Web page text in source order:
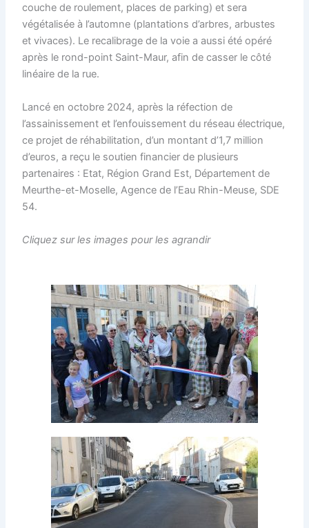
couche de roulement, places de parking) et sera
végétalisée à l’automne (plantations d’arbres, arbustes
et vivaces). Le recalibrage de la voie a aussi été opéré
après le rond-point Saint-Maur, afin de casser le côté
linéaire de la rue.
Lancé en octobre 2024, après la réfection de
l’assainissement et l’enfouissement du réseau électrique,
ce projet de réhabilitation, d’un montant d’1,7 million
d’euros, a reçu le soutien financier de plusieurs
partenaires : Etat, Région Grand Est, Département de
Meurthe-et-Moselle, Agence de l’Eau Rhin-Meuse, SDE
54.
Cliquez sur les images pour les agrandir